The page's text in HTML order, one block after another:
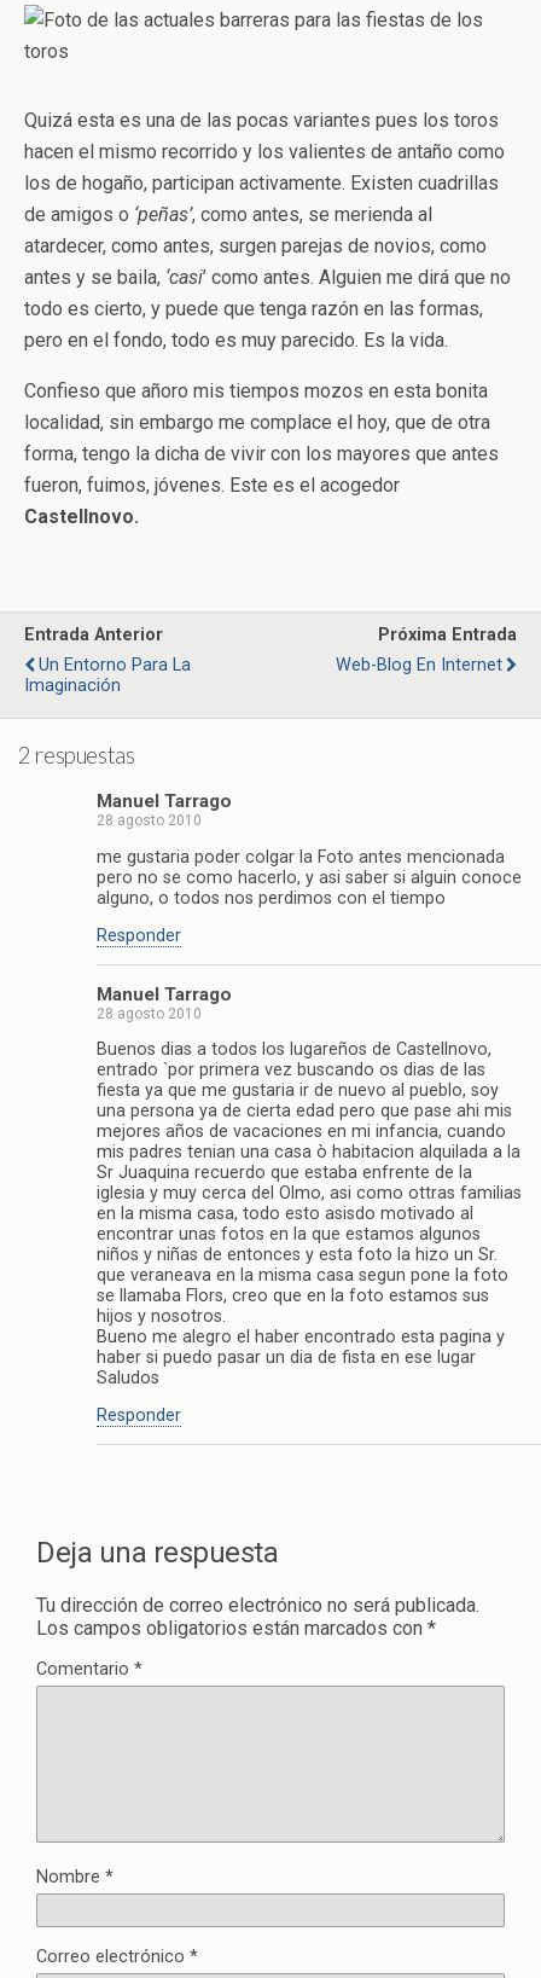
Quizá esta es una de las pocas variantes pues los toros
hacen el mismo recorrido y los valientes de antaño como
los de hogaño, participan activamente. Existen cuadrillas
de amigos o ‘peñas’, como antes, se merienda al
atardecer, como antes, surgen parejas de novios, como
antes y se baila, ‘casi’ como antes. Alguien me dirá que no
todo es cierto, y puede que tenga razón en las formas,
pero en el fondo, todo es muy parecido. Es la vida.
Confieso que añoro mis tiempos mozos en esta bonita
localidad, sin embargo me complace el hoy, que de otra
forma, tengo la dicha de vivir con los mayores que antes
fueron, fuimos, jóvenes. Este es el acogedor
Castellnovo.
Entrada Anterior
Un Entorno Para La
Imaginación
Próxima Entrada
Web-Blog En Internet
2 respuestas
Manuel Tarrago
28 agosto 2010
me gustaria poder colgar la Foto antes mencionada
pero no se como hacerlo, y asi saber si alguin conoce
alguno, o todos nos perdimos con el tiempo
Responder
Manuel Tarrago
28 agosto 2010
Buenos dias a todos los lugareños de Castellnovo,
entrado `por primera vez buscando os dias de las
fiesta ya que me gustaria ir de nuevo al pueblo, soy
una persona ya de cierta edad pero que pase ahi mis
mejores años de vacaciones en mi infancia, cuando
mis padres tenian una casa ò habitacion alquilada a la
Sr Juaquina recuerdo que estaba enfrente de la
iglesia y muy cerca del Olmo, asi como ottras familias
en la misma casa, todo esto asisdo motivado al
encontrar unas fotos en la que estamos algunos
niños y niñas de entonces y esta foto la hizo un Sr.
que veraneava en la misma casa segun pone la foto
se llamaba Flors, creo que en la foto estamos sus
hijos y nosotros.
Bueno me alegro el haber encontrado esta pagina y
haber si puedo pasar un dia de fista en ese lugar
Saludos
Responder
Deja una respuesta
Tu dirección de correo electrónico no será publicada.
Los campos obligatorios están marcados con *
Comentario *
Nombre *
Correo electrónico *